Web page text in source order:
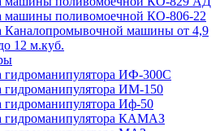
машины поливомоечной КО-806-22
Каналопромывочной машины от 4,9
12 м.куб.
гидроманипулятора ИФ-300С
гидроманипулятора ИМ-150
гидроманипулятора Иф-50
гидроманипулятора КАМАЗ